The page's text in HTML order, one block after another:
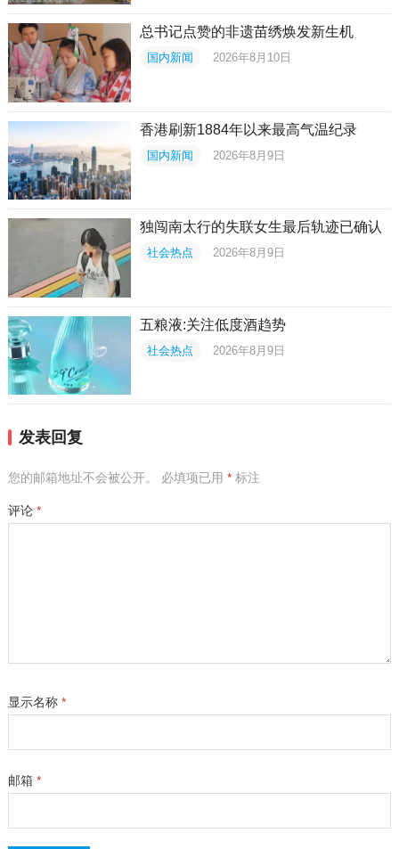
总书记点赞的非遗苗绣焕发新生机
国内新闻 2026年8月10日
香港刷新1884年以来最高气温纪录
国内新闻 2026年8月9日
独闯南太行的失联女生最后轨迹已确认
社会热点 2026年8月9日
五粮液:关注低度酒趋势
社会热点 2026年8月9日
发表回复
您的邮箱地址不会被公开。 必填项已用 *标注
评论 *
显示名称 *
邮箱 *